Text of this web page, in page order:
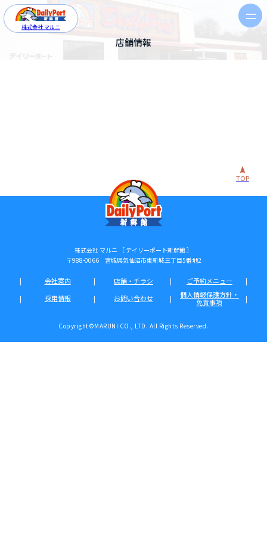
株式会社 マルニ
店舗情報
TOP
株式会社 マルニ ［ デイリーポート新鮮館 ］
〒988-0066 宮城県気仙沼市東新城三丁目5番地2
会社案内 店舗・チラシ
ご予約メニュー
採用情報
お問い合わせ
個人情報保護方針・
免責事項
Copyright©MARUNI CO., LTD. All Rights Reserved.